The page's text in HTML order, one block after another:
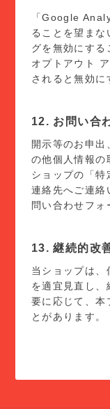
「Google
ることを望まな
グを無効にす
オプトアウト
されると無効に
12. お問い合
開示等のお申
の他個人情報の
ショップの「特
連絡先へご連絡
問い合わせフォ
13. 継続的改
当ショップは
を適宜見直し
要に応じて、本
とがあります。